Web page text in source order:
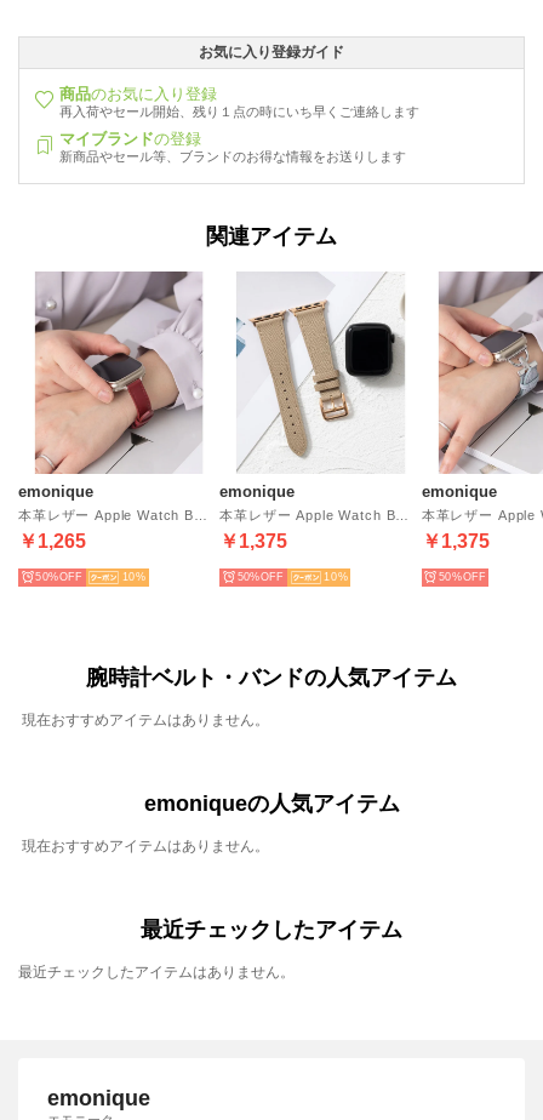
お気に入り登録ガイド
商品のお気に入り登録
再入荷やセール開始、残り１点の時にいち早くご連絡します
マイブランドの登録
新商品やセール等、ブランドのお得な情報をお送りします
関連アイテム
emonique
￥1,265
50% 10
emonique
￥1,375
50% 10
emonique
￥1,375
50%
腕時計ベルト・バンドの人気アイテム
現在おすすめアイテムはありません。
emoniqueの人気アイテム
現在おすすめアイテムはありません。
最近チェックしたアイテム
最近チェックしたアイテムはありません。
emonique